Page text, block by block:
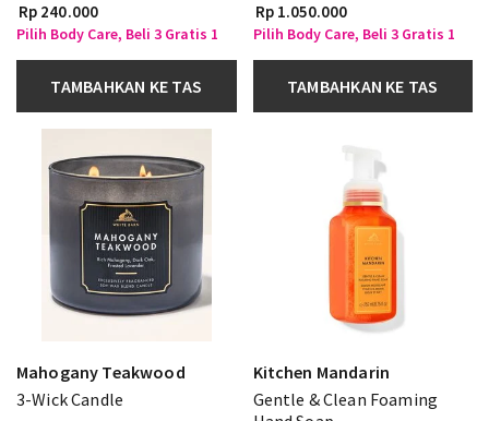
Rp 240.000
Pilih Body Care, Beli 3 Gratis 1
TAMBAHKAN KE TAS
Rp 1.050.000
Pilih Body Care, Beli 3 Gratis 1
TAMBAHKAN KE TAS
Mahogany Teakwood
3-Wick Candle
Kitchen Mandarin
Gentle & Clean Foaming